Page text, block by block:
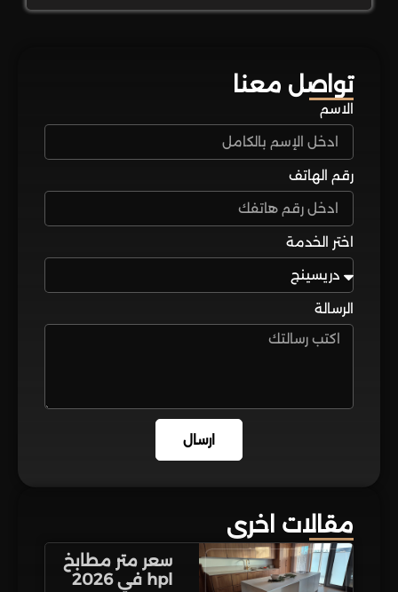
تواصل معنا
الاسم
رقم الهاتف
اختر الخدمة
الرسالة
ارسال
مقالات اخرى
سعر متر مطابخ
hpl في 2026